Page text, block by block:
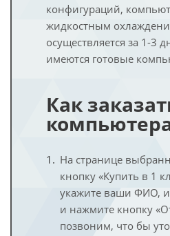
конфигураций,
жидкостным
осуществляется за 1-3
имеются готовые
Как
На странице
кнопку «Купить в 1
укажите ваши ФИО,
и нажмите кнопку
позвоним, что бы